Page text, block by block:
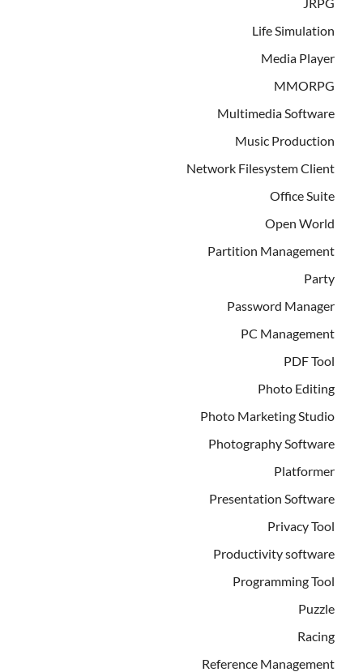
Life Simulation
Media Player
MMORPG
Multimedia Software
Music Production
Network Filesystem Client
Office Suite
Open World
Partition Management
Party
Password Manager
PC Management
PDF Tool
Photo Editing
Photo Marketing Studio
Photography Software
Platformer
Presentation Software
Privacy Tool
Productivity software
Programming Tool
Puzzle
Racing
Reference Management